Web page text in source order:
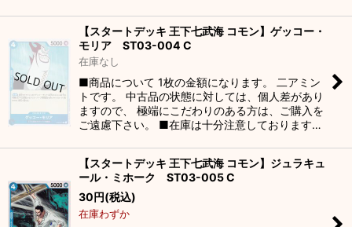
【スタートデッキ 王下七武海 コモン】ゲッコー・
モリア ST03-004 C
在庫なし
■商品について 1枚の金額になります。 二アミン
トです。 中古品の状態に対しては、個人差があり
ますので、 極端にこだわりのある方は、ご購入を
ご遠慮下さい。 ■在庫は十分注意しております…
【スタートデッキ 王下七武海 コモン】ジュラキュ
ール・ミホーク ST03-005 C
30円(税込)
在庫わずか